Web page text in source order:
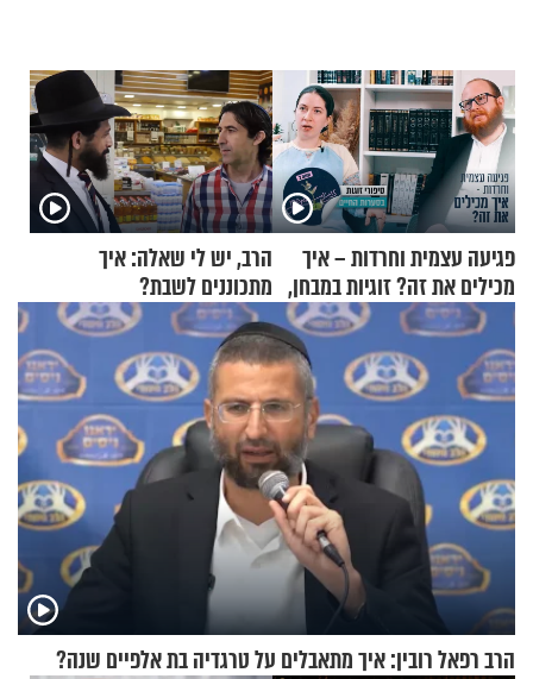
פגיעה עצמית וחרדות – איך
מכילים את זה? זוגיות במבחן,
הפעם עם יהודית ואלתר כהן
הרב, יש לי שאלה: איך
מתכוננים לשבת?
הרב רפאל רובין: איך מתאבלים על טרגדיה בת אלפיים שנה?